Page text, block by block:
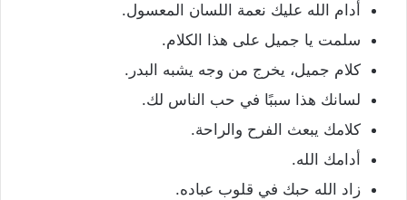
أدام الله عليك نعمة اللسان المعسول.
سلمت يا جميل على هذا الكلام.
كلام جميل، يخرج من وجه يشبه البدر.
لسانك هذا سببًا في حب الناس لك.
كلامك يبعث الفرح والراحة.
أدامك الله.
زاد الله حبك في قلوب عباده.